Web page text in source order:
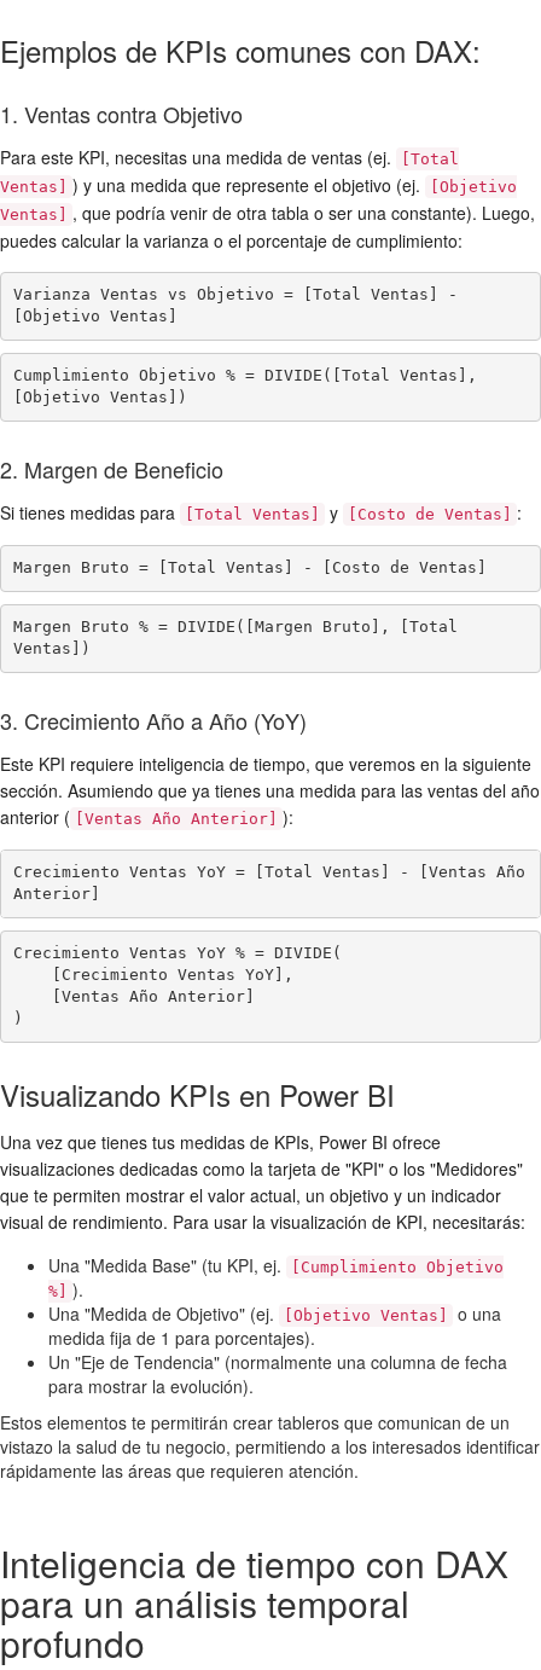
Ejemplos de KPIs comunes con DAX:
1. Ventas contra Objetivo
Para este KPI, necesitas una medida de ventas (ej.
[Total
Ventas]
) y una medida que represente el objetivo (ej.
[Objetivo
Ventas]
, que podría venir de otra tabla o ser una constante). Luego,
puedes calcular la varianza o el porcentaje de cumplimiento:
Varianza Ventas vs Objetivo = [Total Ventas] -
[Objetivo Ventas]
Cumplimiento Objetivo % = DIVIDE([Total Ventas],
[Objetivo Ventas])
2. Margen de Beneficio
Si tienes medidas para [Total Ventas] y [Costo de Ventas] :
Margen Bruto = [Total Ventas] - [Costo de Ventas]
Margen Bruto % = DIVIDE([Margen Bruto], [Total
Ventas])
3. Crecimiento Año a Año (YoY)
Este KPI requiere inteligencia de tiempo, que veremos en la siguiente
sección. Asumiendo que ya tienes una medida para las ventas del año
anterior (
[Ventas Año Anterior] ):
Crecimiento Ventas YoY = [Total Ventas] - [Ventas Año
Anterior]
Crecimiento Ventas YoY % = DIVIDE(
)
Visualizando KPIs en Power BI
Una vez que tienes tus medidas de KPIs, Power BI ofrece
visualizaciones dedicadas como la tarjeta de "KPI" o los "Medidores"
que te permiten mostrar el valor actual, un objetivo y un indicador
visual de rendimiento. Para usar la visualización de KPI, necesitarás:
Una "Medida Base" (tu KPI, ej.
[Cumplimiento Objetivo
%]
).
Una "Medida de Objetivo" (ej.
[Objetivo Ventas]
o una
medida fija de 1 para porcentajes).
Un "Eje de Tendencia" (normalmente una columna de fecha
para mostrar la evolución).
Estos elementos te permitirán crear tableros que comunican de un
vistazo la salud de tu negocio, permitiendo a los interesados identificar
rápidamente las áreas que requieren atención.
Inteligencia de tiempo con DAX
para un análisis temporal
profundo